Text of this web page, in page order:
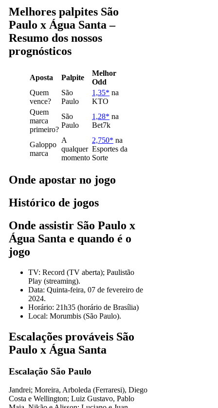
Melhores palpites São
Paulo x Água Santa –
Resumo dos nossos
prognósticos
Aposta Palpite
Melhor
Odd
Quem
vence?
São
Paulo
1,35* na
KTO
Quem
marca
primeiro?
São
Paulo
1,28* na
Bet7k
Galoppo
marca
A
qualquer
momento
2,750* na
Esportes da
Sorte
Onde apostar no jogo
Histórico de jogos
Onde assistir São Paulo x
Água Santa e quando é o
jogo
TV: Record (TV aberta); Paulistão
Play (streaming).
Data: Quinta-feira, 07 de fevereiro de
2024.
Horário: 21h35 (horário de Brasília)
Local: Morumbis (São Paulo).
Escalações prováveis São
Paulo x Água Santa
Escalação São Paulo
Jandrei; Moreira, Arboleda (Ferraresi), Diego
Costa e Wellington; Luiz Gustavo, Pablo